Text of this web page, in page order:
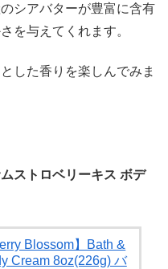
シアバターが豊富に含有
を与えてくれます。
した香りを楽しんでみま
ストロベリーキス ボデ
Blossom】Bath &
Cream 8oz(226g) バ